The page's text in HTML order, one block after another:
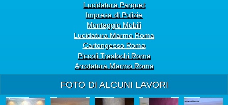
Lucidatura Parquet
Impresa di Pulizie
Montaggio Mobili
Lucidatura Marmo Roma
Cartongesso Roma
Piccoli Traslochi Roma
Arrotatura Marmo Roma
FOTO DI ALCUNI LAVORI